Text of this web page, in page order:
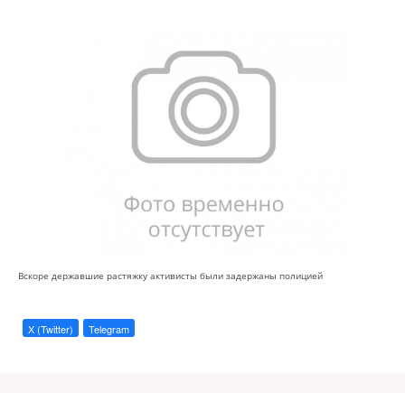
Вскоре державшие растяжку активисты были задержаны полицией
X (Twitter) Telegram